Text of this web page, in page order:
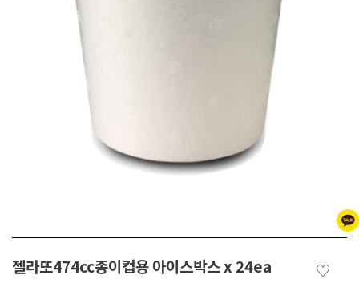
젤라또474cc종이컵용 아이스박스 x 24ea ♡